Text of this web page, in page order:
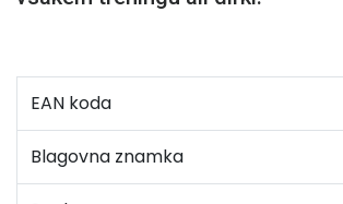
EAN koda
Blagovna znamka